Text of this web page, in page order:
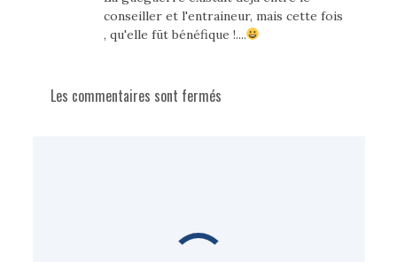
conseiller et l'entraineur, mais cette fois
, qu'elle fūt bénéfique !....
Les commentaires sont fermés